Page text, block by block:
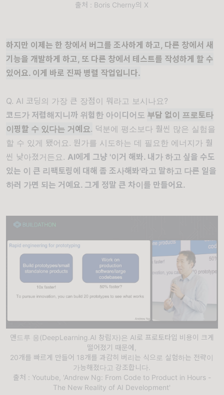
출처 : Boris Cherny의 X
하지만 이제는 한 창에서 버그를 조사하게 하고, 다른 창에서 새
기능을 개발하게 하고, 또 다른 창에서 테스트를 작성하게 할 수
있어요. 이게 바로 진짜 병렬 작업입니다.
Q. AI 코딩의 가장 큰 장점이 뭐라고 보시나요?
코드가 저렴해지니까 위험한 아이디어도 부담 없이 프로토타
이핑할 수 있다는 거예요. 덕분에 평소보다 훨씬 많은 실험을
할 수 있게 됐어요. 뭔가를 시도하는 데 필요한 에너지가 훨
씬 낮아졌거든요. AI에게 그냥 '이거 해봐. 내가 하고 싶을 수도
있는 이 큰 리팩토링에 대해 좀 조사해봐'라고 말하고 다른 일을
하러 가면 되는 거예요. 그게 정말 큰 차이를 만들어요.
앤드루 응(DeepLearning.AI 창립자)은 AI로 프로토타입 비용이 크게
떨어졌기 때문에,
20개를 빠르게 만들어 18개를 과감히 버리는 식으로 실험하는 전략이
가능해졌다고 강조합니다.
출처 : Youtube, 'Andrew Ng: From Code to Product in Hours -
The New Reality of AI Development'